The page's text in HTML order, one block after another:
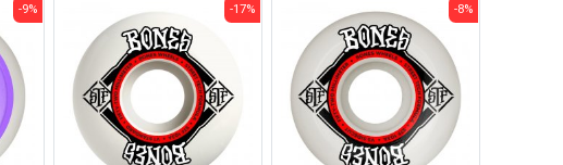
-9% -17% -8%